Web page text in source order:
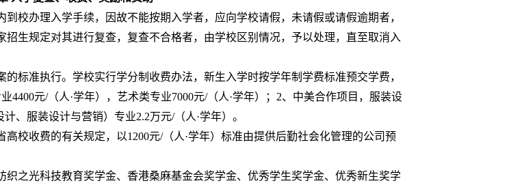
校办理入学手续，因故不能按期入学者，应向学校请假，未请假或请假逾期者，
生规定对其进行复查，复查不合格者，由学校区别情况，予以处理，直至取消入
标准执行。学校实行学分制收费办法，新生入学时按学年制学费标准预交学费，
4400元/（人·学年），艺术类专业7000元/（人·学年）； 2、 中美合作项目，服装设
计、服装设计与营销）专业2.2万元/（人·学年）。
高校收费的有关规定，以1200元/（人·学年）标准由提供后勤社会化管理的公司预
织之光科技教育奖学金、香港桑麻基金会奖学金、优秀学生奖学金、优秀新生奖学